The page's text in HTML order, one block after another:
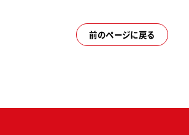
前のページに戻る